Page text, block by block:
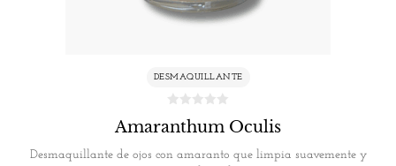
DESMAQUILLANTE
Amaranthum Oculis
Desmaquillante de ojos con amaranto que limpia suavemente y